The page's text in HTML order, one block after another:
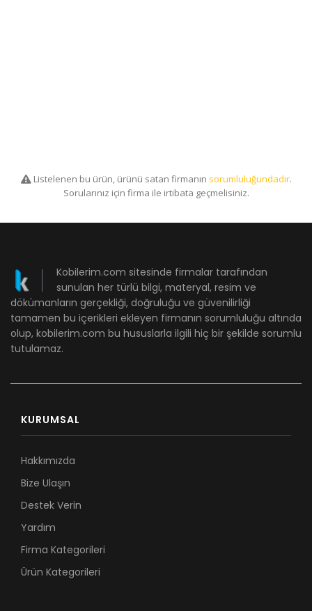
Listelenen bu ürün, ürünü satan firmanın sorumluluğundadır.
Sorularınız için firma ile irtibata geçmelisiniz.
Kobilerim.com sitesinde firmalar tarafından
sunulan her türlü bilgi, materyal, resim ve
dökümanların gerçekliği, doğruluğu ve güvenilirliği
tamamen bu içerikleri ekleyen firmanın sorumluluğu altında
olup, kobilerim.com bu hususlarla ilgili hiç bir şekilde sorumlu
tutulamaz.
KURUMSAL
Hakkımızda
Bize Ulaşın
Destek Verin
Yardım
Firma Kategorileri
Ürün Kategorileri